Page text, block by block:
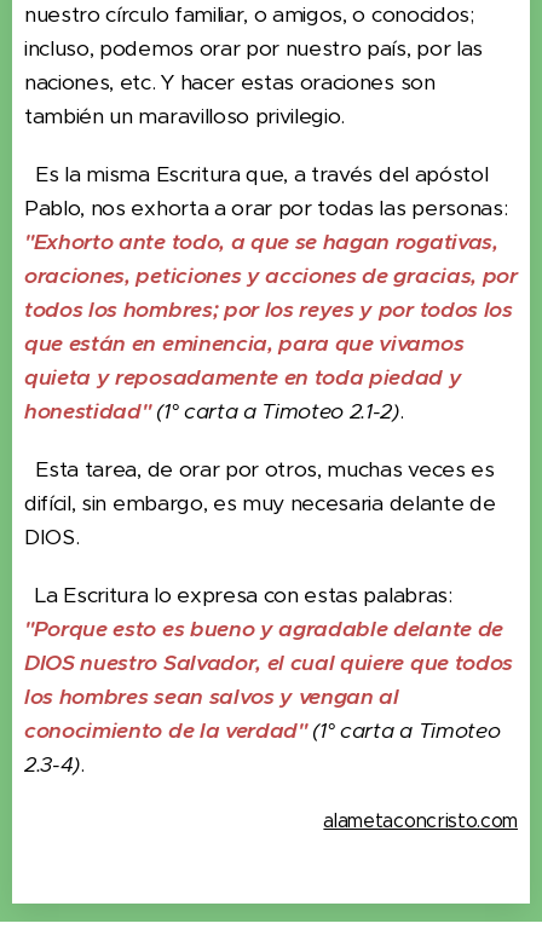
nuestro círculo familiar, o amigos, o conocidos;
incluso, podemos orar por nuestro país, por las
naciones, etc. Y hacer estas oraciones son
también un maravilloso privilegio.
Es la misma Escritura que, a través del apóstol
Pablo, nos exhorta a orar por todas las personas:
"Exhorto ante todo, a que se hagan rogativas,
oraciones, peticiones y acciones de gracias, por
todos los hombres; por los reyes y por todos los
que están en eminencia, para que vivamos
quieta y reposadamente en toda piedad y
honestidad"(1° carta a Timoteo 2.1-2).
Esta tarea, de orar por otros, muchas veces es
difícil, sin embargo, es muy necesaria delante de
DIOS.
La Escritura lo expresa con estas palabras:
"Porque esto es bueno y agradable delante de
DIOS nuestro Salvador, el cual quiere que todos
los hombres sean salvos y vengan al
conocimiento de la verdad"(1° carta a Timoteo
2.3-4).
alametaconcristo.com